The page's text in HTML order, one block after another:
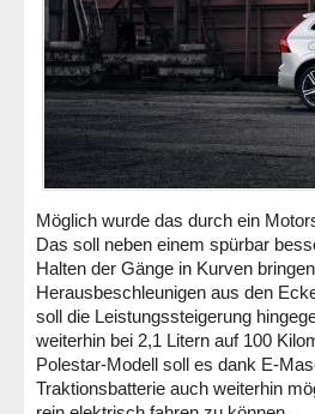
Möglich wurde das durch ein
Das soll neben einem spürbar
Halten der Gänge in Kurven
Herausbeschleunigen aus den
soll die Leistungssteigerung
weiterhin bei 2,1 Litern auf 100
Polestar-Modell soll es dank E-
Traktionsbatterie auch weiterhin